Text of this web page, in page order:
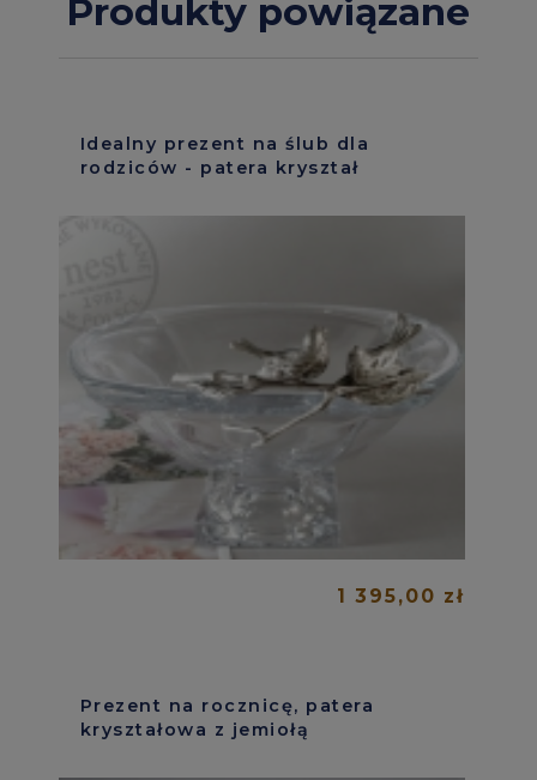
Produkty powiązane
Idealny prezent na ślub dla
rodziców - patera kryształ
1 395,00 zł
Prezent na rocznicę, patera
kryształowa z jemiołą